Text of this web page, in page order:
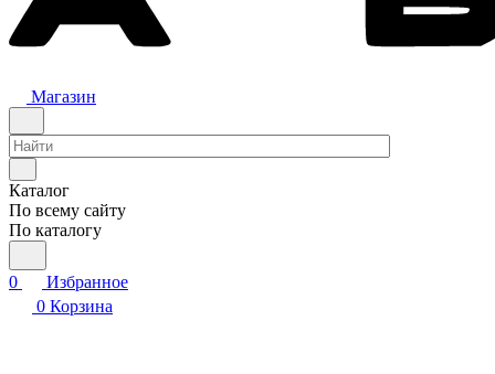
Магазин
Каталог
По всему сайту
По каталогу
0
Избранное
0 Корзина